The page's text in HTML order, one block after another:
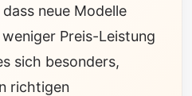
neue Modelle
Preis-Leistung
sich besonders,
richtigen